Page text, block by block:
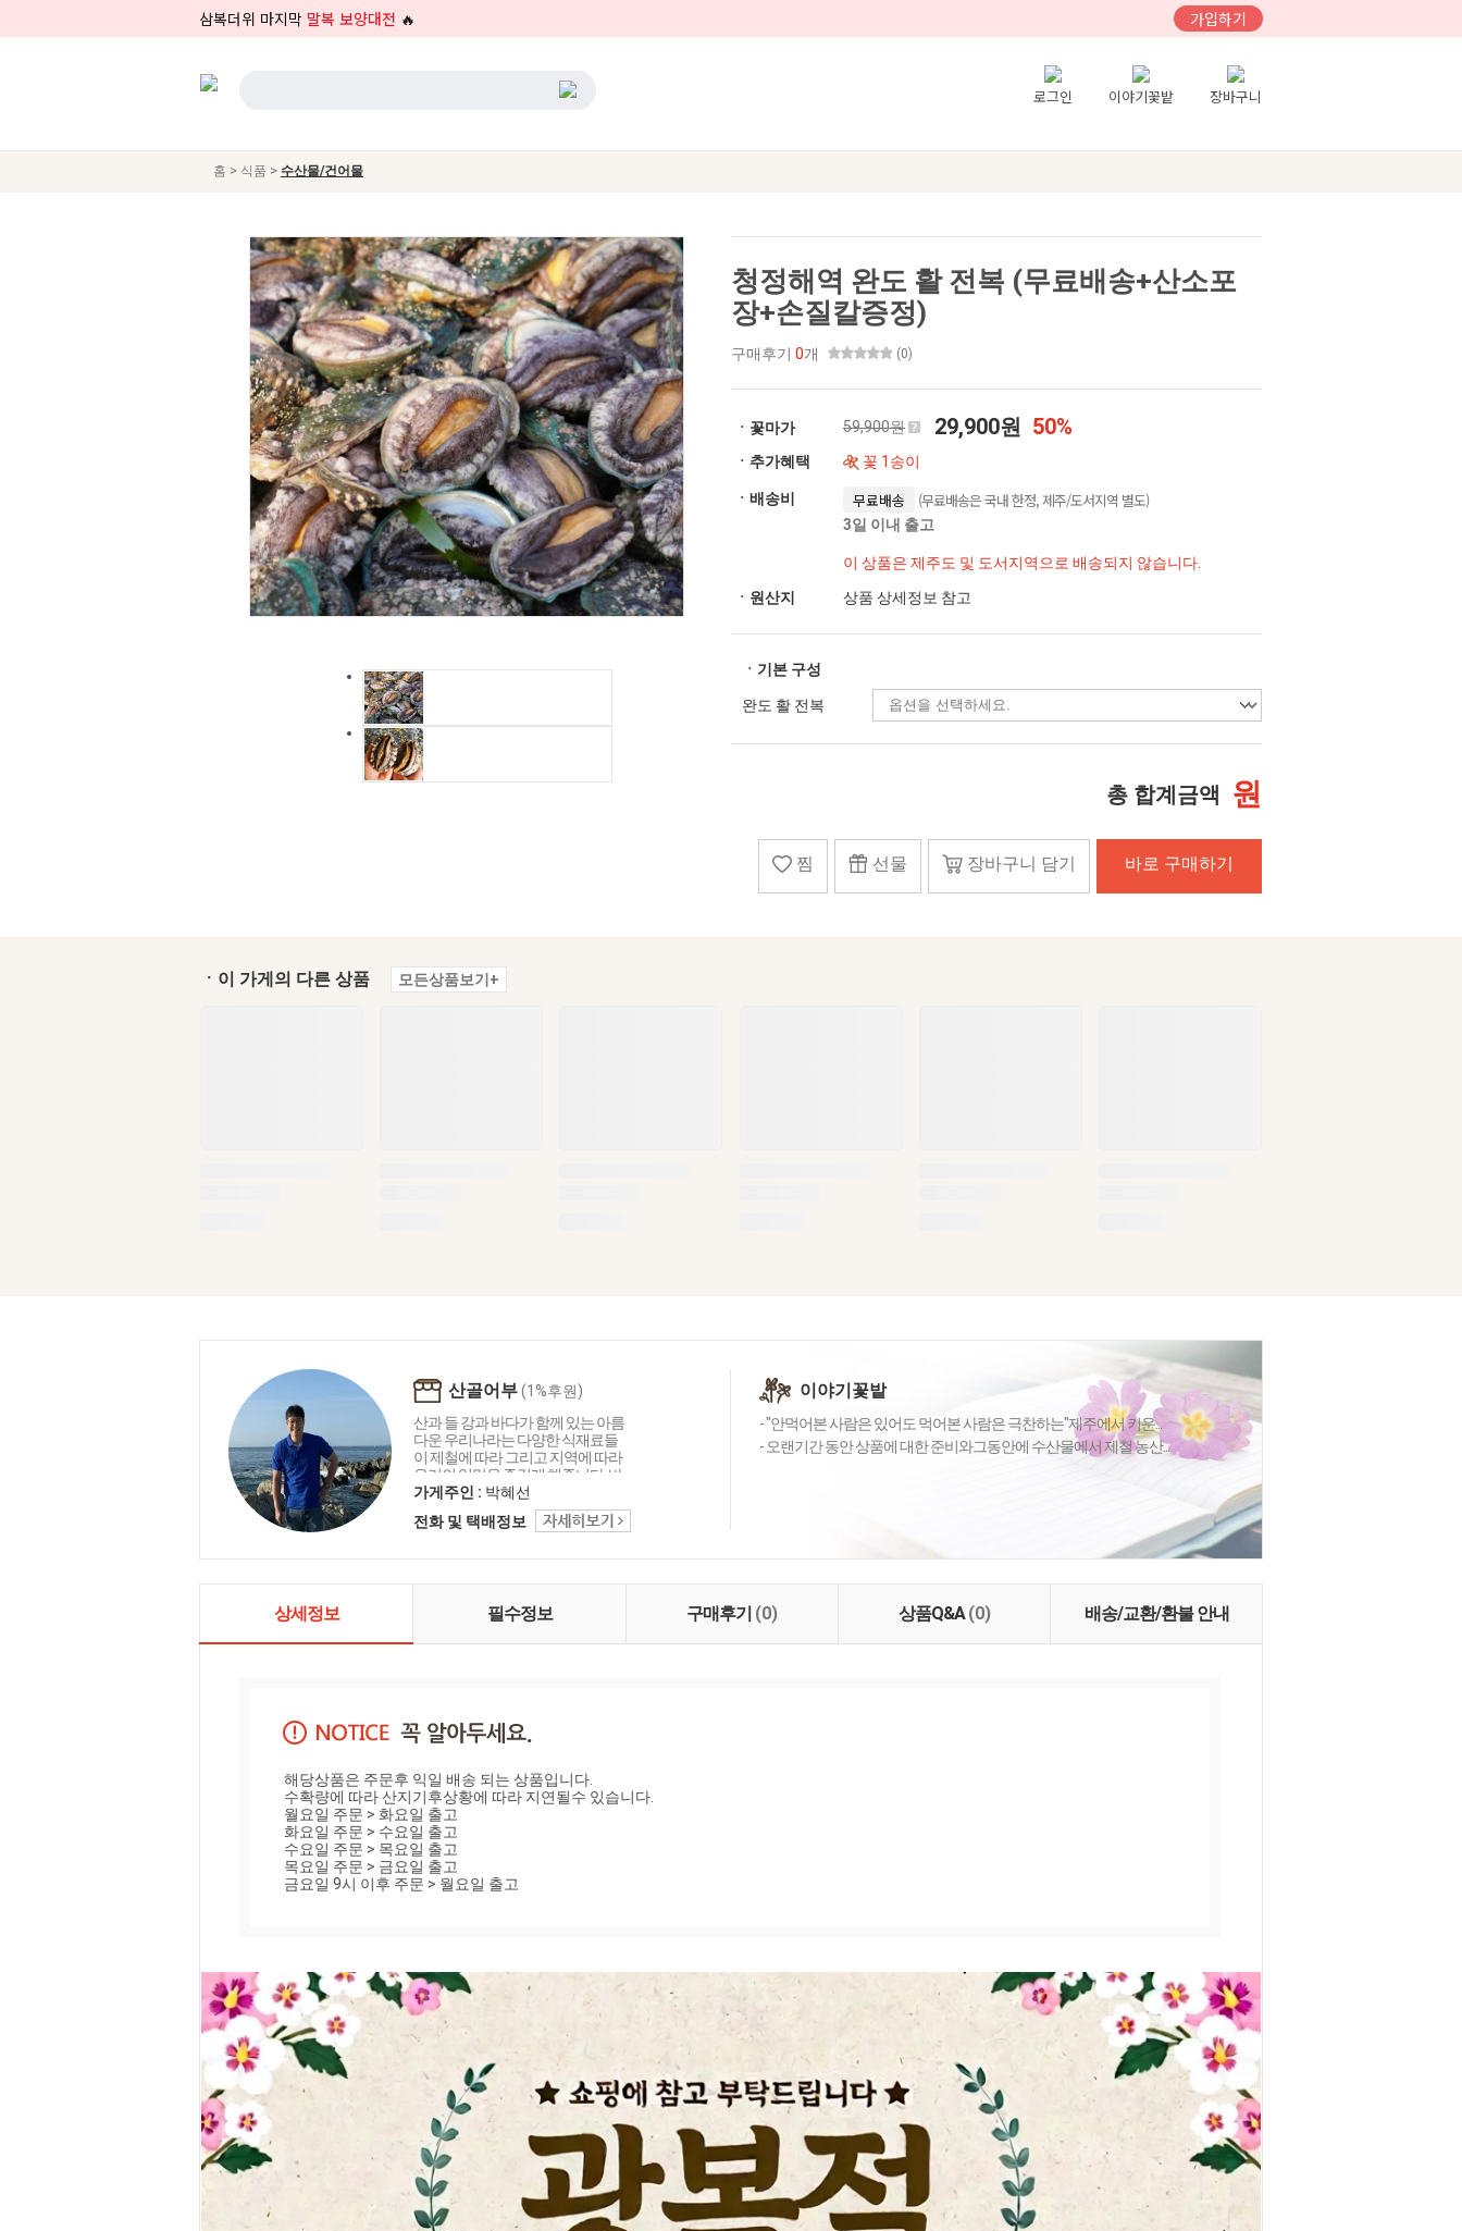
삼복더위 마지막 말복 보양대전 🔥 가입하기
로그인 이야기꽃밭 장바구니
홈 > 식품 > 수산물/건어물
청정해역 완도 활 전복 (무료배송+산소포
장+손질칼증정)
구매후기 0개 (0)
ㆍ꽃마가 59,900원 29,900원 50%
ㆍ추가혜택 꽃 1송이
ㆍ배송비 무료배송 (무료배송은 국내 한정, 제주/도서지역 별도)
3일 이내 출고
이 상품은 제주도 및 도서지역으로 배송되지 않습니다.
ㆍ원산지
상품 상세정보 참고
ㆍ기본 구성
완도 활 전복
총 합계금액 원
찜 선물 장바구니 담기 바로 구매하기
ㆍ이 가게의 다른 상품 모든상품보기+
산골어부(1%후원)
산과 들 강과 바다가 함께 있는 아름
다운 우리나라는 다양한 식재료들
이 제철에 따라 그리고 지역에 따라
우리의 입맛을 즐겁게 해줍니다. 바
다의 재료로 함께 만드는 요리들은
언제나 우리의 맛에 감칠맛과 부드
러움 그리고 음식이 문화로 발전하
골어부는 바다와 자연을 담고 그리
가게주인 : 박혜선
전화 및 택배정보
이야기꽃밭
- "안먹어본 사람은 있어도 먹어본 사람은 극찬하는"제주에서 키운...
- 오랜기간 동안 상품에 대한 준비와그동안에 수산물에서 제철 농산...
상세정보 필수정보 구매후기 (0) 상품Q&A(0) 배송/교환/환불 안내
해당상품은 주문후 익일 배송 되는 상품입니다.
수확량에 따라 산지기후상황에 따라 지연될수 있습니다.
월요일 주문 > 화요일 출고
화요일 주문 > 수요일 출고
수요일 주문 > 목요일 출고
목요일 주문 > 금요일 출고
금요일 9시 이후 주문 > 월요일 출고